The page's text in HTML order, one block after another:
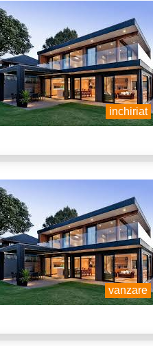
inchiriat
vanzare